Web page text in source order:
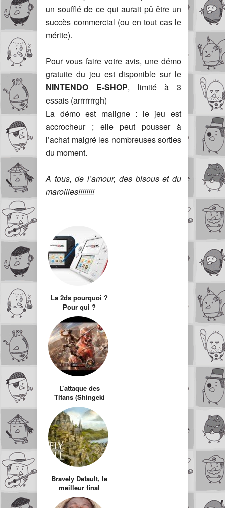
un soufflé de ce qui aurait pû être un
succès commercial (ou en tout cas le
mérite).
Pour vous faire votre avis, une démo
gratuite du jeu est disponible sur le
NINTENDO E-SHOP, limité à 3
essais (arrrrrrrgh)
La démo est maligne : le jeu est
accrocheur ; elle peut pousser à
l’achat malgré les nombreuses sorties
du moment.
A tous, de l’amour, des bisous et du
maroilles!!!!!!!!
La 2ds pourquoi ?
Pour qui ?
L’attaque des
Titans (Shingeki
no Kyojin) sur 3DS
Bravely Default, le
meilleur final
fantasy depuis le 6.